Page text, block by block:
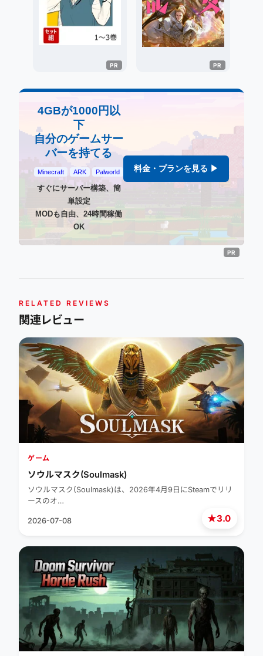
4GBが1000円以
下
自分のゲームサー
バーを持てる
Minecraft ARK Palworld
すぐにサーバー構築、簡
単設定
MODも自由、24時間稼働
OK
料金・プランを見る ▶
RELATED REVIEWS
関連レビュー
★3.0
ゲーム
ソウルマスク(Soulmask)
ソウルマスク(Soulmask)は、2026年4月9日にSteamでリリ
ースのオ…
2026-07-08